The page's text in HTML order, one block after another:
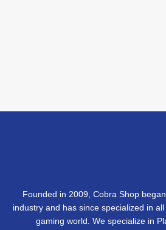
Founded in 2009, Cobra Shop
industry and has since specialized in
gaming world. We specialize in